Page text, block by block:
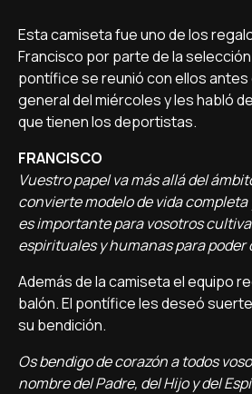
Esta camiseta fue uno de los
Francisco por parte de la selección
pontífice se reunió con ellos antes
general del miércoles y les habló
que tienen los deportistas.
FRANCISCO
Vuestro papel va más allá del
convierte modelo de vida completa
es importante para vosotros
espirituales y humanas para poder
Además de la camiseta el equipo
balón. El pontífice les deseó
su bendición.
Os bendigo de corazón a todos
nombre del Padre, del Hijo y del